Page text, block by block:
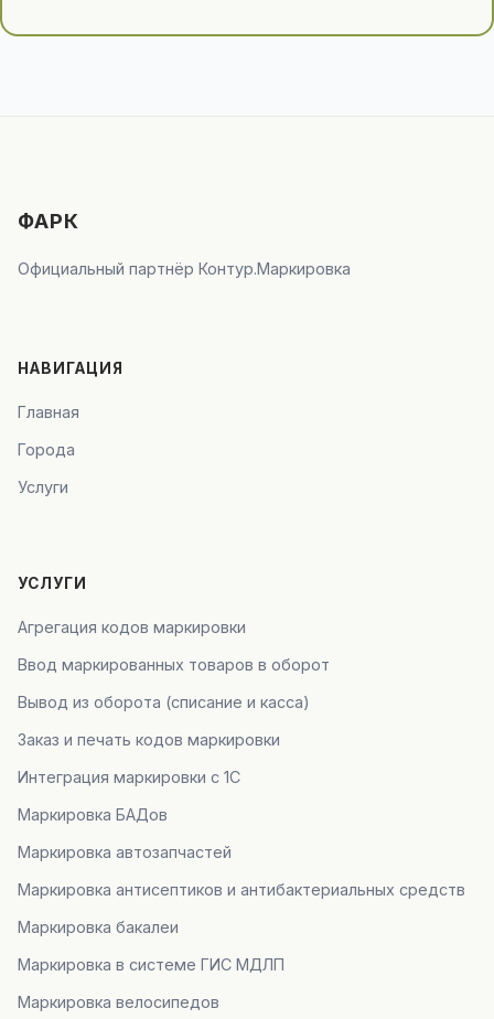
ФАРК
Официальный партнёр Контур.Маркировка
НАВИГАЦИЯ
Главная
Города
Услуги
УСЛУГИ
Агрегация кодов маркировки
Ввод маркированных товаров в оборот
Вывод из оборота (списание и касса)
Заказ и печать кодов маркировки
Интеграция маркировки с 1С
Маркировка БАДов
Маркировка автозапчастей
Маркировка антисептиков и антибактериальных средств
Маркировка бакалеи
Маркировка в системе ГИС МДЛП
Маркировка велосипедов